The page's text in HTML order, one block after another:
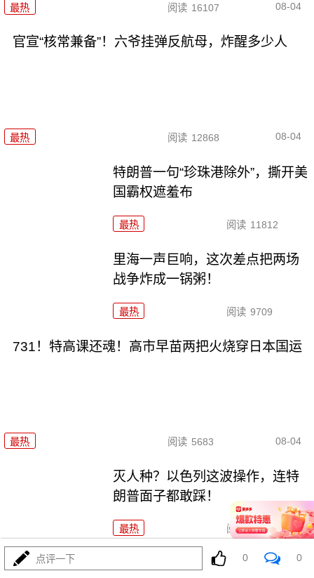
最热 阅读 16107 08-04
官宣“核常兼备”！六爷挂弹反航母，炸醒多少人
最热 阅读 12868 08-04
特朗普一句“珍珠港除外”，撕开美
国霸权遮羞布
最热 阅读 11812
里海一声巨响，这次差点把两场
战争炸成一锅粥！
最热 阅读 9709
731！特高课还魂！高市早苗两把火烧穿日本国运
最热 阅读 5683 08-04
灭人种？以色列这波操作，连特
朗普面子都敢踩！
最热 阅读 7245
特朗普刚说要谈判，伊朗又是反手就是一巴掌！
点评一下 0 0